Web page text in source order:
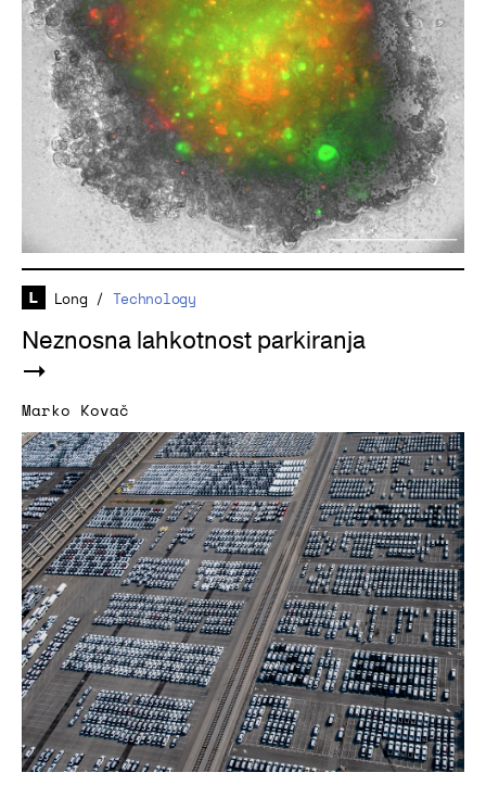
Long / Technology
Neznosna lahkotnost parkiranja
Marko Kovač